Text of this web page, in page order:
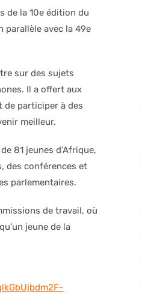
de la 10e édition du
parallèle avec la 49e
sur des sujets
Il a offert aux
de participer à des
meilleur.
81 jeunes d’Afrique,
des conférences et
parlementaires.
de travail, où
jeune de la